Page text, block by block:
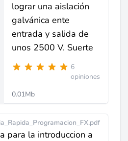
lograr una aislación
galvánica ente
entrada y salida de
unos 2500 V. Suerte
6
opiniones
0.01Mb
para la introduccion a